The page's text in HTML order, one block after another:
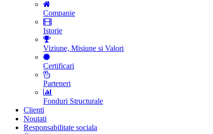
Companie
Istorie
Viziune, Misiune si Valori
Certificari
Parteneri
Fonduri Structurale
Clienti
Noutati
Responsabilitate sociala